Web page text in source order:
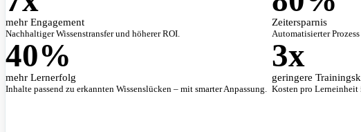
mehr Engagement
Nachhaltiger Wissenstransfer und höherer ROI.
Zeitersparnis
Automatisierter
40%
mehr Lernerfolg
Inhalte passend zu erkannten Wissenslücken – mit smarter Anpassung.
3x
geringere
Kosten pro Lerneinheit